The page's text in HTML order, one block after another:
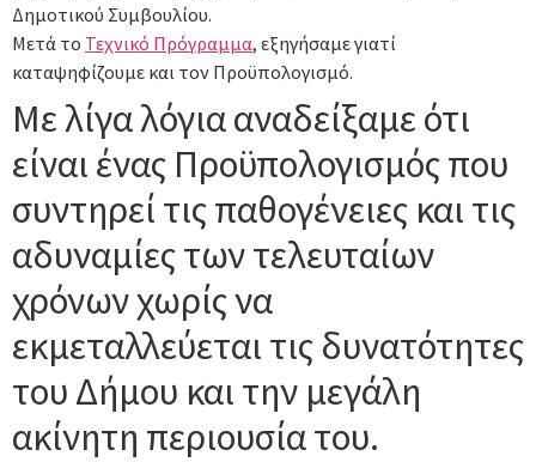
Δημοτικού Συμβουλίου.
Μετά το Τεχνικό Πρόγραμμα, εξηγήσαμε γιατί
καταψηφίζουμε και τον Προϋπολογισμό.
Με λίγα λόγια αναδείξαμε ότι
είναι ένας Προϋπολογισμός που
συντηρεί τις παθογένειες και τις
αδυναμίες των τελευταίων
χρόνων χωρίς να
εκμεταλλεύεται τις δυνατότητες
του Δήμου και την μεγάλη
ακίνητη περιουσία του.